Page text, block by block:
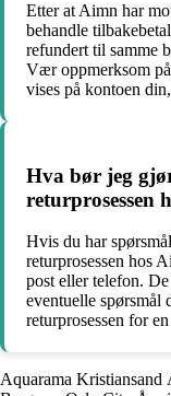
Etter at Aimn har
behandle
refundert til samme
Vær oppmerksom
vises på kontoen
Hva bør jeg
returprosessen
Hvis du har
returprosessen hos
post eller telefon.
eventuelle spørsmål
returprosessen for
Aquarama Kristiansand